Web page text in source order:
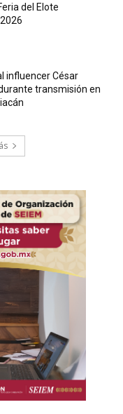
del Elote
influencer César
transmisión en